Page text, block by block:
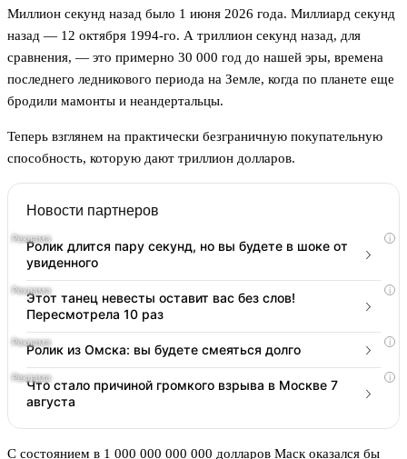
Миллион секунд назад было 1 июня 2026 года. Миллиард секунд
назад — 12 октября 1994-го. А триллион секунд назад, для
сравнения, — это примерно 30 000 год до нашей эры, времена
последнего ледникового периода на Земле, когда по планете еще
бродили мамонты и неандертальцы.
Теперь взглянем на практически безграничную покупательную
способность, которую дают триллион долларов.
Новости партнеров
i
Ролик длится пару секунд, но вы будете в шоке от
увиденного
i
Этот танец невесты оставит вас без слов!
Пересмотрела 10 раз
i
Ролик из Омска: вы будете смеяться долго
i
Что стало причиной громкого взрыва в Москве 7
августа
С состоянием в 1 000 000 000 000 долларов Маск оказался бы